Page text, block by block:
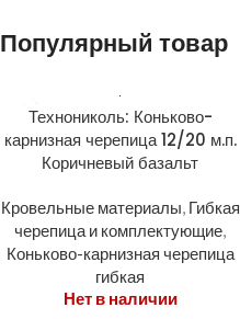
Популярный товар
Технониколь: Коньково-
карнизная черепица 12/20 м.п.
Коричневый базальт
Кровельные материалы, Гибкая
черепица и комплектующие,
Коньково-карнизная черепица
гибкая
Нет в наличии